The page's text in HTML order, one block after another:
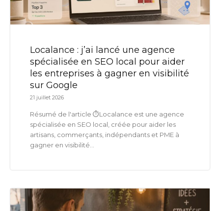
Localance : j’ai lancé une agence
spécialisée en SEO local pour aider
les entreprises à gagner en visibilité
sur Google
21 juillet 2026
Résumé de l'article ⏱️Localance est une agence
spécialisée en SEO local, créée pour aider les
artisans, commerçants, indépendants et PME à
gagner en visibilité...